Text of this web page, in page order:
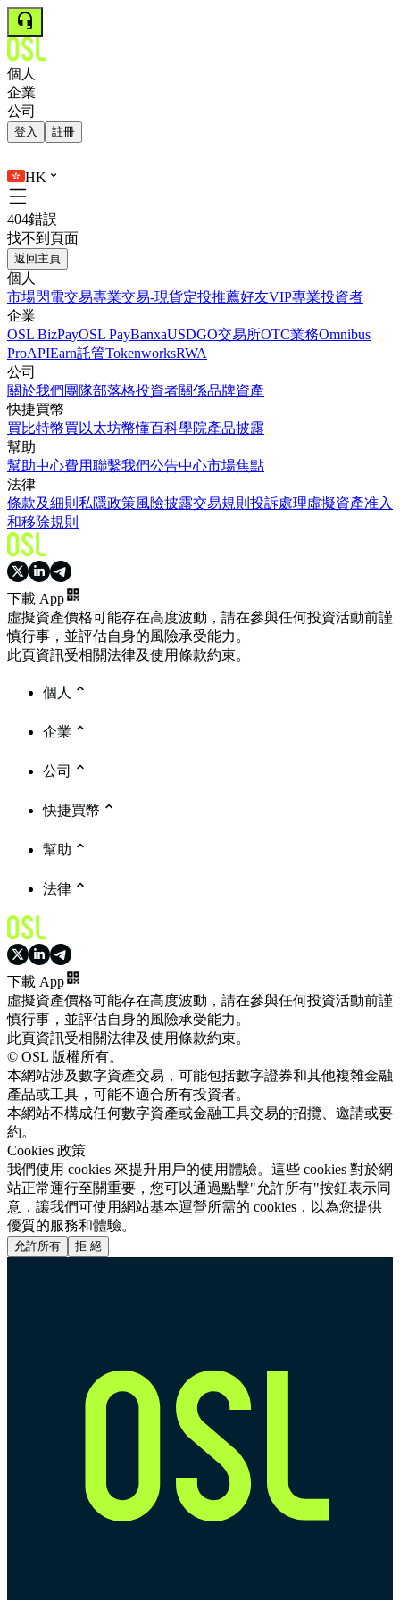
個人
企業
公司
登入 註冊
HK
404錯誤
找不到頁面
返回主頁
個人
市場閃電交易專業交易-現貨定投推薦好友VIP專業投資者
企業
OSL BizPayOSL PayBanxaUSDGO交易所OTC業務Omnibus
ProAPIEarn託管TokenworksRWA
公司
關於我們 團隊部落格投資者關係品牌資產
快捷買幣
買比特幣買以太坊幣懂百科學院產品披露
幫助
幫助中心費用聯繫我們公告中心市場焦點
法律
條款及細則 私隱政策風險披露交易規則 投訴處理虛擬資產准入
和移除規則
下載 App
虛擬資產價格可能存在高度波動，請在參與任何投資活動前謹
慎行事，並評估自身的風險承受能力。
此頁資訊受相關法律及使用條款約束。
個人
企業
公司
快捷買幣
幫助
法律
下載 App
虛擬資產價格可能存在高度波動，請在參與任何投資活動前謹
慎行事，並評估自身的風險承受能力。
此頁資訊受相關法律及使用條款約束。
© OSL 版權所有。
本網站涉及數字資產交易，可能包括數字證券和其他複雜金融
產品或工具，可能不適合所有投資者。
本網站不構成任何數字資產或金融工具交易的招攬、邀請或要
約。
Cookies 政策
我們使用 cookies 來提升用戶的使用體驗。這些 cookies 對於網
站正常運行至關重要，您可以通過點擊"允許所有"按鈕表示同
意，讓我們可使用網站基本運營所需的 cookies，以為您提供
優質的服務和體驗。
允許所有 拒 絕